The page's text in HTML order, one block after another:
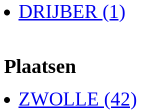
DRIJBER (1)
Plaatsen
ZWOLLE (42)